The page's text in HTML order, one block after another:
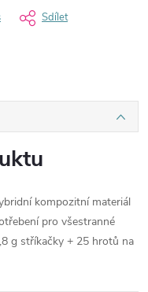
Sdílet
kompozitní materiál
pro všestranné
g stříkačky + 25 hrotů na